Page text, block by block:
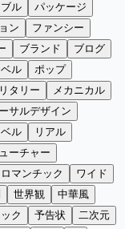
ル
パッケージ
ン
ファンシー
ブランド
ブログ
ル
ポップ
タリー
メカニカル
サルデザイン
ル
リアル
ーチャー
ロマンチック
ワイド
世界観
中華風
ク 予告状
二次元